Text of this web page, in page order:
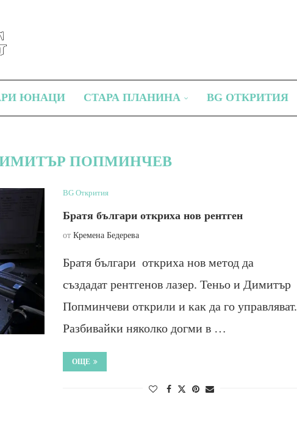
ЮНАЦИ СТАРА ПЛАНИНА BG ОТКРИТИЯ
ПОПМИНЧЕВ
BG Открития
Братя българи откриха нов рентген
от Кремена Бедерева
Братя българи откриха нов метод да
създадат рентгенов лазер. Теньо и Димитър
Попминчеви открили и как да го управляват.
Разбивайки няколко догми в …
ОЩЕ